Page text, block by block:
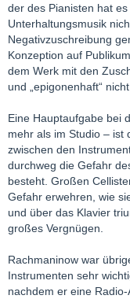
der des Pianisten hat
Unterhaltungsmusik
Negativzuschreibung
Konzeption auf
dem Werk mit den
und „epigonenhaft“
Eine Hauptaufgabe bei
mehr als im Studio – ist
zwischen den
durchweg die Gefahr
besteht. Großen
Gefahr erwehren, wie
und über das Klavier
großes Vergnügen.
Rachmaninow war
Instrumenten sehr
nachdem er eine